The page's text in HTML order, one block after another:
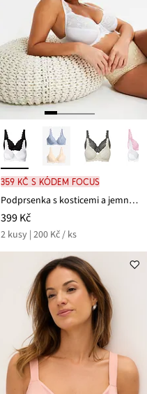
359 Kč s kódem FOCUS
Podprsenka s kosticemi a jemnou krajkou (2 ks v balení)
399 Kč
2 kusy | 200 Kč / ks